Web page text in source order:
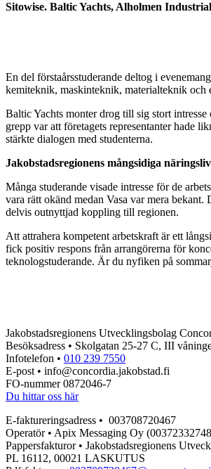
Sitowise. Baltic Yachts, Alholmen
En del förstaårsstuderande deltog i
kemiteknik, maskinteknik, materialteknik och
Baltic Yachts monter drog till sig stort
grepp var att företagets representanter hade
stärkte dialogen med studenterna.
Jakobstadsregionens mångsidiga
Många studerande visade intresse för de
vara rätt okänd medan Vasa var mera bekant.
delvis outnyttjad koppling till regionen.
Att attrahera kompetent arbetskraft är ett
fick positiv respons från arrangörerna för
teknologstuderande. Är du nyfiken på
Jakobstadsregionens Utvecklingsbolag
Besöksadress • Skolgatan 25-27 C, III
Infotelefon • 010 239 7550
E-post • info@concordia.jakobstad.fi
FO-nummer 0872046-7
Du hittar oss här
E-faktureringsadress • 003708720467
Operatör • Apix Messaging Oy
Pappersfakturor • Jakobstadsregionens
PL 16112, 00021 LASKUTUS